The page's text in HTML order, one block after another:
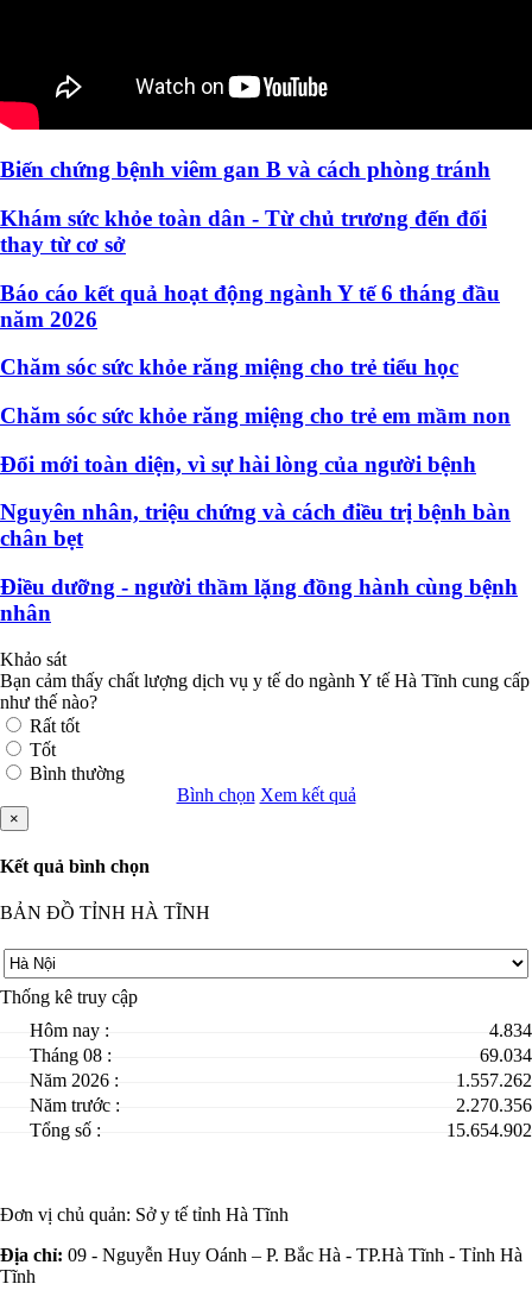
Biến chứng bệnh viêm gan B và cách phòng tránh
Khám sức khỏe toàn dân - Từ chủ trương đến đổi
thay từ cơ sở
Báo cáo kết quả hoạt động ngành Y tế 6 tháng đầu
năm 2026
Chăm sóc sức khỏe răng miệng cho trẻ tiểu học
Chăm sóc sức khỏe răng miệng cho trẻ em mầm non
Đổi mới toàn diện, vì sự hài lòng của người bệnh
Nguyên nhân, triệu chứng và cách điều trị bệnh bàn
chân bẹt
Điều dưỡng - người thầm lặng đồng hành cùng bệnh
nhân
Khảo sát
Bạn cảm thấy chất lượng dịch vụ y tế do ngành Y tế Hà Tĩnh cung cấp
như thế nào?
Rất tốt
Tốt
Bình thường
Bình chọn Xem kết quả
×
Kết quả bình chọn
BẢN ĐỒ TỈNH HÀ TĨNH
Thống kê truy cập
Hôm nay :
4.834
Tháng 08 :
69.034
Năm 2026 :
1.557.262
Năm trước :
2.270.356
Tổng số :
15.654.902
Đơn vị chủ quản: Sở y tế tỉnh Hà Tĩnh
Địa chỉ: 09 - Nguyễn Huy Oánh – P. Bắc Hà - TP.Hà Tĩnh - Tỉnh Hà
Tĩnh